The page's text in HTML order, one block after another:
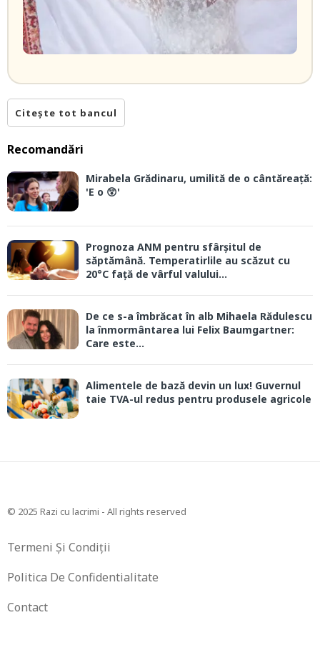
Citește tot bancul
Recomandări
Mirabela Grădinaru, umilită de o cântăreață:
'E o 😲'
Prognoza ANM pentru sfârșitul de
săptămână. Temperatirlile au scăzut cu
20°C față de vârful valului...
De ce s-a îmbrăcat în alb Mihaela Rădulescu
la înmormântarea lui Felix Baumgartner:
Care este...
Alimentele de bază devin un lux! Guvernul
taie TVA-ul redus pentru produsele agricole
© 2025 Razi cu lacrimi - All rights reserved
Termeni Și Condiții
Politica De Confidentialitate
Contact